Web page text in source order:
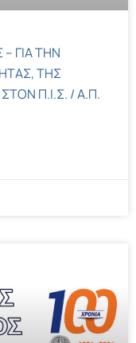
ΓΙΑ ΤΗΝ
ΤΗΣ
Π.Ι.Σ. / Α.Π.